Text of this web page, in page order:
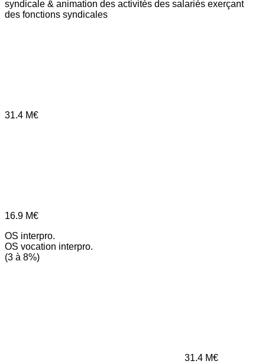
syndicale & animation des activités des salariés exerçant
des fonctions syndicales
31.4 M€
16.9 M€
OS interpro.
OS vocation interpro.
(3 à 8%)
31.4 M€